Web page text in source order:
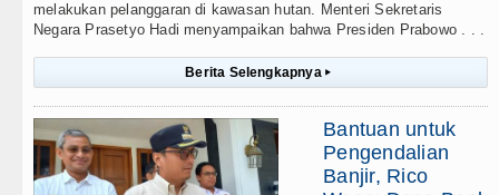
melakukan pelanggaran di kawasan hutan. Menteri Sekretaris
Negara Prasetyo Hadi menyampaikan bahwa Presiden Prabowo . . .
Berita Selengkapnya ▸
Bantuan untuk
Pengendalian
Banjir, Rico